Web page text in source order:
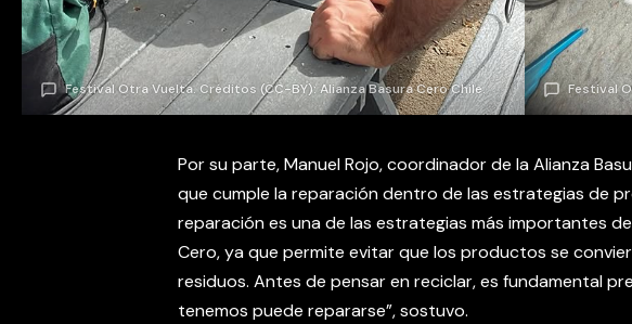
Festival Otra Vuelta. Créditos (CC-BY): Alianza Basura Cero Chile. Festival
Por su parte, Manuel Rojo, coordinador de la Alianza
que cumple la reparación dentro de las estrategias de
reparación es una de las estrategias más importantes
Cero, ya que permite evitar que los productos se
residuos. Antes de pensar en reciclar, es fundamental
tenemos puede repararse”, sostuvo.